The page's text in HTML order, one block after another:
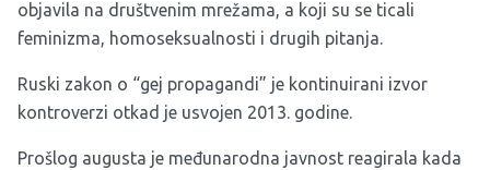
objavila na društvenim mrežama, a koji su se ticali
feminizma, homoseksualnosti i drugih pitanja.
Ruski zakon o “gej propagandi” je kontinuirani izvor
kontroverzi otkad je usvojen 2013. godine.
Prošlog augusta je međunarodna javnost reagirala kada